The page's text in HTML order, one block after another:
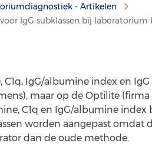
- Artikelen
IgG subklassen bij laboratorium
IgG/albumine index en
maar op de Optilite (firma
C1q en IgG/albumine index
worden aangepast omdat
dan de oude methode.